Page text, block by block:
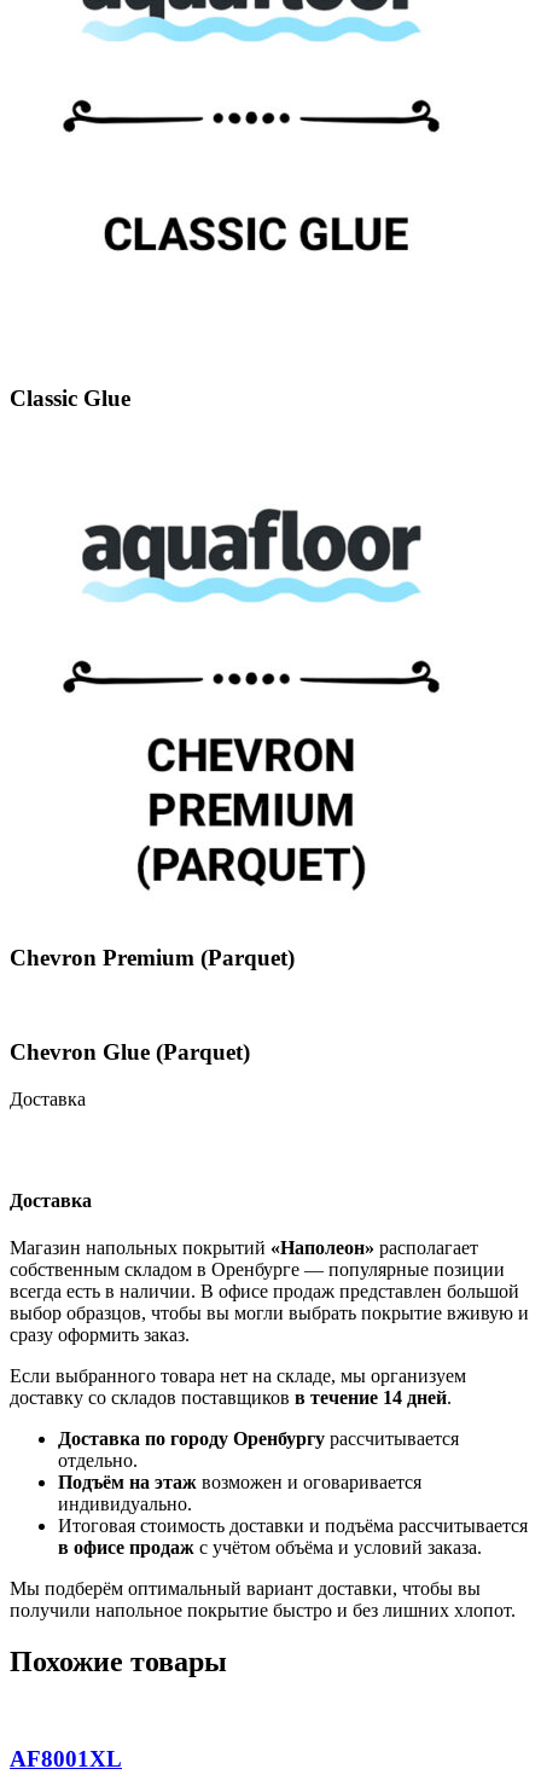
Classic Glue
Chevron Premium (Parquet)
Chevron Glue (Parquet)
Доставка
Доставка
Магазин напольных покрытий «Наполеон» располагает
собственным складом в Оренбурге — популярные позиции
всегда есть в наличии. В офисе продаж представлен большой
выбор образцов, чтобы вы могли выбрать покрытие вживую и
сразу оформить заказ.
Если выбранного товара нет на складе, мы организуем
доставку со складов поставщиков в течение 14 дней.
Доставка по городу Оренбургу рассчитывается
отдельно.
Подъём на этаж возможен и оговаривается
индивидуально.
Итоговая стоимость доставки и подъёма рассчитывается
в офисе продаж с учётом объёма и условий заказа.
Мы подберём оптимальный вариант доставки, чтобы вы
получили напольное покрытие быстро и без лишних хлопот.
Похожие товары
AF8001XL